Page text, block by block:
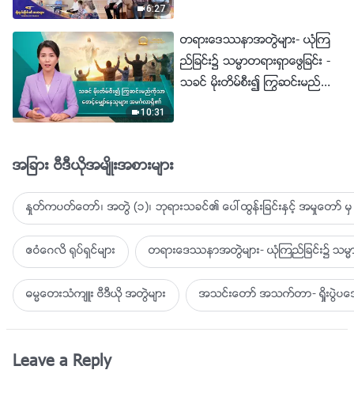
6:27
10:31
တရားေဒႆနာအတြဲမ်ား- ယုံၾက
ည္ျခင္း၌ သမၼာတရားရွာေဖြျခင္း -
သခင္ မိုးတိမ္စီး၍ ႂကြဆင္းမည္ကို
အျခား ဗီဒီယိုအမ်ိဳးအစားမ်ား
ႏႈတ္ကပတ္ေတာ္၊ အတြဲ (၁)၊ ဘုရားသခင္၏ ေပၚထြန္းျခင္းႏွင့္ အမႈေတာ္ မွ
ဧဝံေဂလိ ႐ုပ္ရွင္မ်ား တရားေဒႆနာအတြဲမ်ား- ယုံၾကည္ျခင္း၌ သမၼာတ
ဓမၼေတးသံက်ဴး ဗီဒီယို အတြဲမ်ား အသင္းေတာ္ အသက္တာ- ရႈိးပြဲ
Leave a Reply